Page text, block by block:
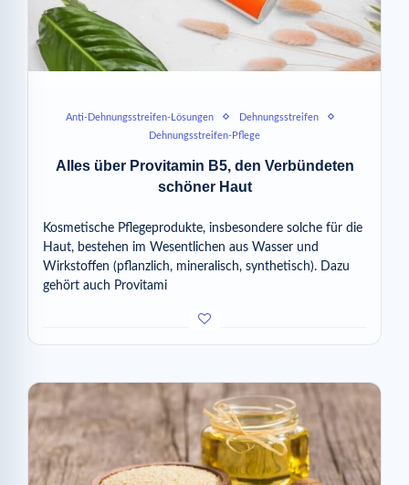
Anti-Dehnungsstreifen-Lösungen
Dehnungsstreifen
Dehnungsstreifen-Pflege
Alles über Provitamin B5, den Verbündeten
schöner Haut
Kosmetische Pflegeprodukte, insbesondere solche für die
Haut, bestehen im Wesentlichen aus Wasser und
Wirkstoffen (pflanzlich, mineralisch, synthetisch). Dazu
gehört auch Provitami